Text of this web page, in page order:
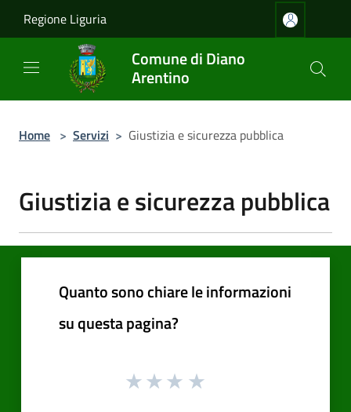
Regione Liguria
Comune di Diano
Arentino
Home > Servizi > Giustizia e sicurezza pubblica
Giustizia e sicurezza pubblica
Quanto sono chiare le informazioni
su questa pagina?